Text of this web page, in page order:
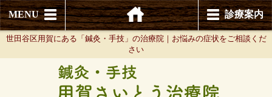
MENU 診療案内
世田谷区用賀にある「鍼灸・手技」の治療院｜お悩みの症状をご相談くだ
さい